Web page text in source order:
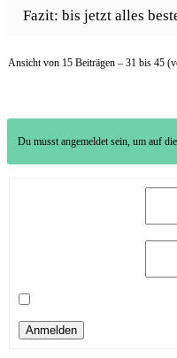
Fazit: bis jetzt alles
Ansicht von 15 Beiträgen – 31 bis 45
Du musst angemeldet sein, um auf
Anmelden